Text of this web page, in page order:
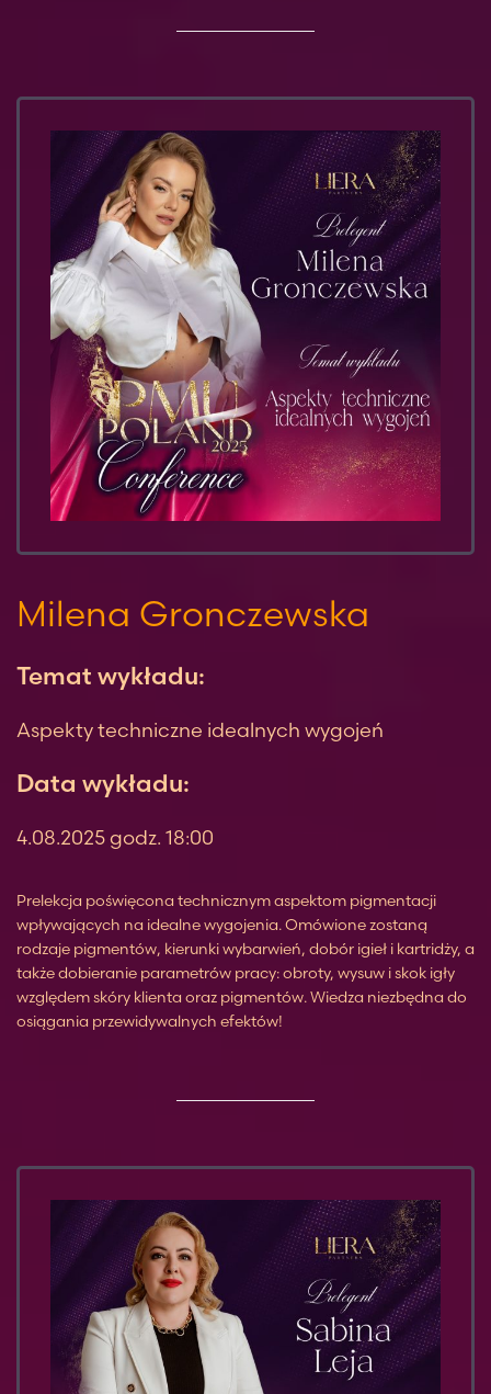
Milena Gronczewska
Temat wykładu:
Aspekty techniczne idealnych wygojeń
Data wykładu:
4.08.2025 godz. 18:00
Prelekcja poświęcona technicznym aspektom pigmentacji
wpływających na idealne wygojenia. Omówione zostaną
rodzaje pigmentów, kierunki wybarwień, dobór igieł i kartridży, a
także dobieranie parametrów pracy: obroty, wysuw i skok igły
względem skóry klienta oraz pigmentów. Wiedza niezbędna do
osiągania przewidywalnych efektów!